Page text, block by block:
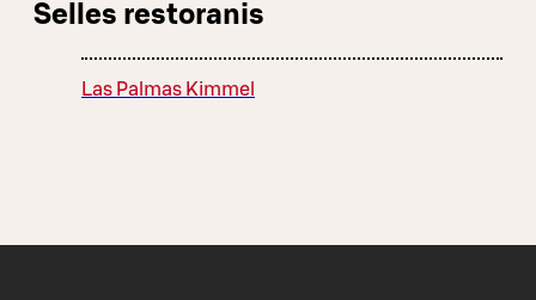
Selles restoranis
Las Palmas Kimmel